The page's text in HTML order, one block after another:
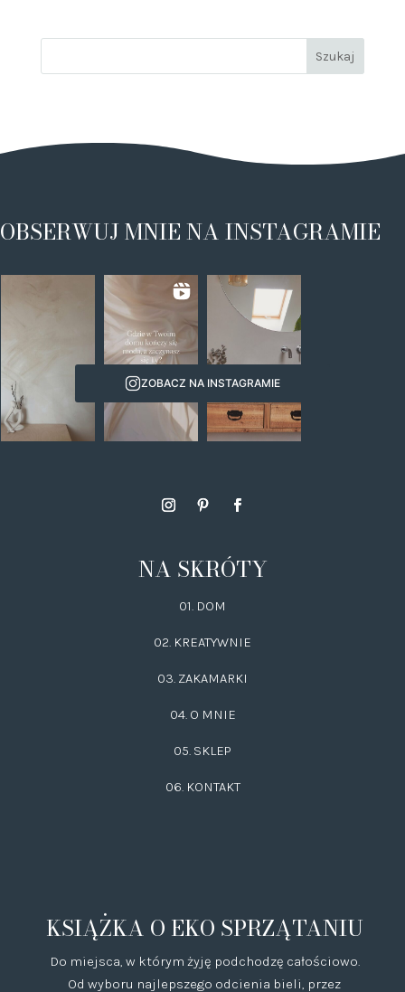
OBSERWUJ MNIE NA INSTAGRAMIE
ZOBACZ NA INSTAGRAMIE
NA SKRÓTY
01. DOM
02. KREATYWNIE
03. ZAKAMARKI
04. O MNIE
05. SKLEP
06. KONTAKT
KSIĄŻKA O EKO SPRZĄTANIU
Do miejsca, w którym żyję podchodzę całościowo.
Od wyboru najlepszego odcienia bieli, przez